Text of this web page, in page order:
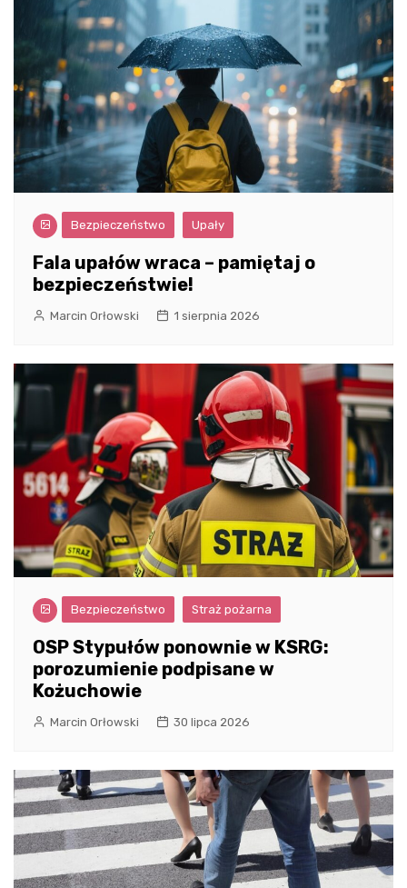
Bezpieczeństwo Upały
Fala upałów wraca – pamiętaj o
bezpieczeństwie!
Marcin Orłowski 1 sierpnia 2026
Bezpieczeństwo Straż pożarna
OSP Stypułów ponownie w KSRG:
porozumienie podpisane w
Kożuchowie
Marcin Orłowski 30 lipca 2026